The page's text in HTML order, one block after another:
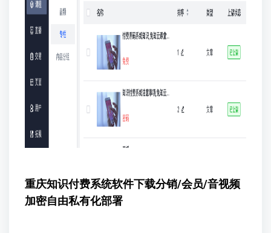
重庆知识付费系统软件下载分销/会员/音视频
加密自由私有化部署